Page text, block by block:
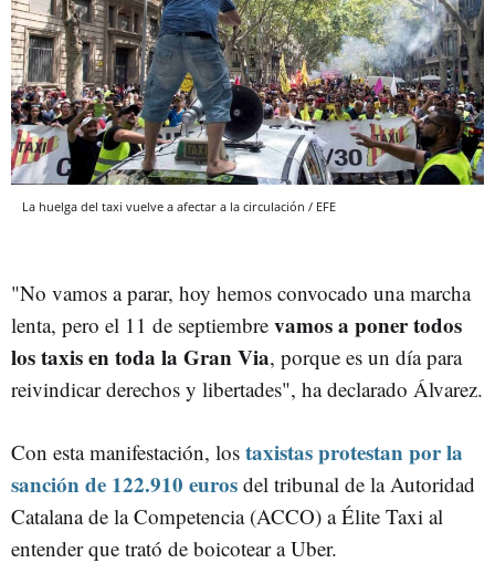
La huelga del taxi vuelve a afectar a la circulación / EFE
"No vamos a parar, hoy hemos convocado una marcha
lenta, pero el 11 de septiembre vamos a poner todos
los taxis en toda la Gran Via, porque es un día para
reivindicar derechos y libertades", ha declarado Álvarez.
Con esta manifestación, los taxistas protestan por la
sanción de 122.910 euros del tribunal de la Autoridad
Catalana de la Competencia (ACCO) a Élite Taxi al
entender que trató de boicotear a Uber.